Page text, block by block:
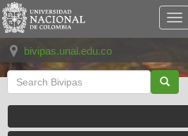
Skip
navigation
bivipas.unal.edu.co